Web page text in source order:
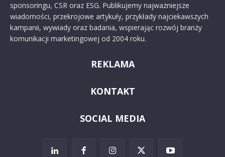
sponsoringu, CSR oraz ESG. Publikujemy najważniejsze
wiadomości, przekrojowe artykuły, przykłady najciekawszych
kampanii, wywiady oraz badania, wspierając rozwój branży
komunikacji marketingowej od 2004 roku.
REKLAMA
KONTAKT
SOCIAL MEDIA